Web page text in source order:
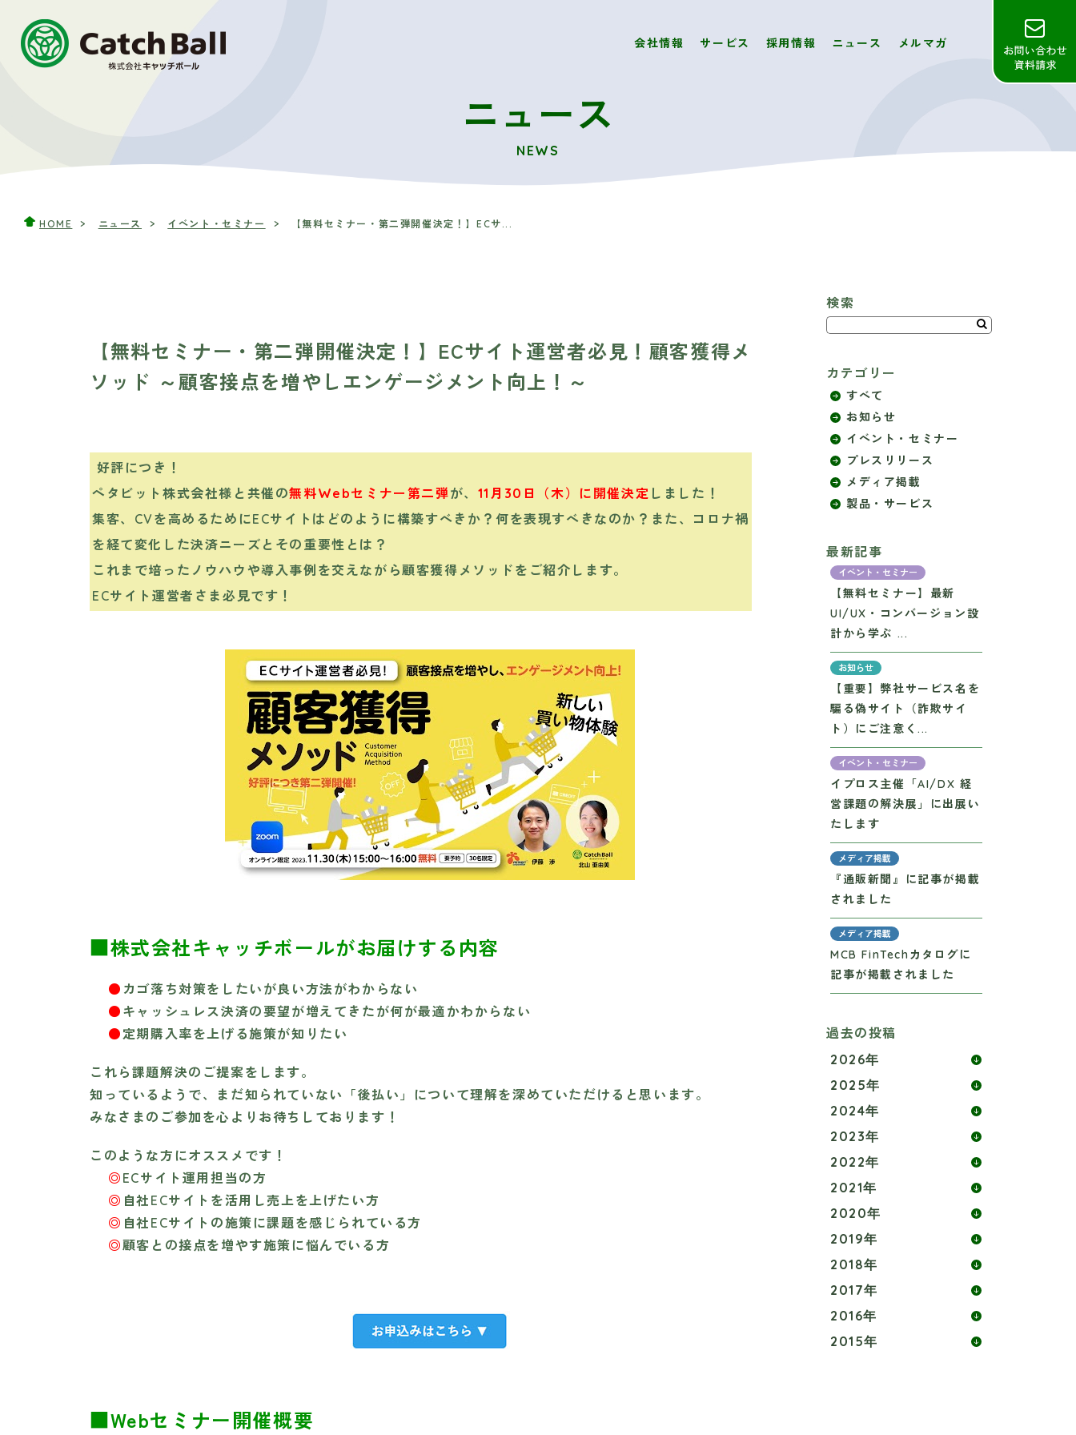
会社情報 サービス 採用情報 ニュース メルマガ
ニュース
NEWS
HOME ニュース イベント・セミナー 【無料セミナー・第二弾開催決定！】ECサ...
【無料セミナー・第二弾開催決定！】ECサイト運営者必見！顧客獲得メ
ソッド ～顧客接点を増やしエンゲージメント向上！～
好評につき！
ペタビット株式会社様と共催の無料Webセミナー第二弾が、 11月30日（木）に開催決定 しました！
集客、CVを高めるためにECサイトはどのように構築すべきか？何を表現すべきなのか？また、コロナ禍
を経て変化した決済ニーズとその重要性とは？
これまで培ったノウハウや導入事例を交えながら顧客獲得メソッドをご紹介します。
ECサイト運営者さま必見です！
■株式会社キャッチボールがお届けする内容
● カゴ落ち対策をしたいが良い方法がわからない
● キャッシュレス決済の要望が増えてきたが何が最適かわからない
●定期購入率を上げる施策が知りたい
これら課題解決のご提案をします。
知っているようで、まだ知られていない「後払い」について理解を深めていただけると思います。
みなさまのご参加を心よりお待ちしております！
このような方にオススメです！
◎ ECサイト運用担当の方
◎ 自社ECサイトを活用し売上を上げたい方
◎ 自社ECサイトの施策に課題を感じられている方
◎顧客との接点を増やす施策に悩んでいる方
■Webセミナー開催概要
検索
カテゴリー
すべて
お知らせ
イベント・セミナー
プレスリリース
メディア掲載
製品・サービス
最新記事
イベント・セミナー
【無料セミナー】最新
UI/UX・コンバージョン設
計から学ぶ ...
お知らせ
【重要】弊社サービス名を
騙る偽サイト（詐欺サイ
ト）にご注意く...
イベント・セミナー
イプロス主催「AI/DX 経
営課題の解決展」に出展い
たします
メディア掲載
『通販新聞』に記事が掲載
されました
メディア掲載
MCB FinTechカタログに
記事が掲載されました
過去の投稿
2026年
2025年
2024年
2023年
2022年
2021年
2020年
2019年
2018年
2017年
2016年
2015年